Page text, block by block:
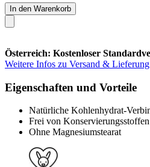
In den Warenkorb
Österreich: Kostenloser
Weitere Infos zu Versand & Lieferung
Eigenschaften und Vorteile
Natürliche Kohlenhydrat-
Frei von Konservierungsstoffen
Ohne Magnesiumstearat